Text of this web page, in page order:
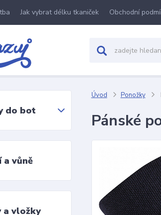
Jak vybrat délku tkaniček Obchodní
do bot
a vůně
a vložky
Úvod Ponožky
Pánské